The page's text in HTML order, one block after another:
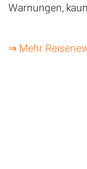
Warnungen,
⇒ Mehr